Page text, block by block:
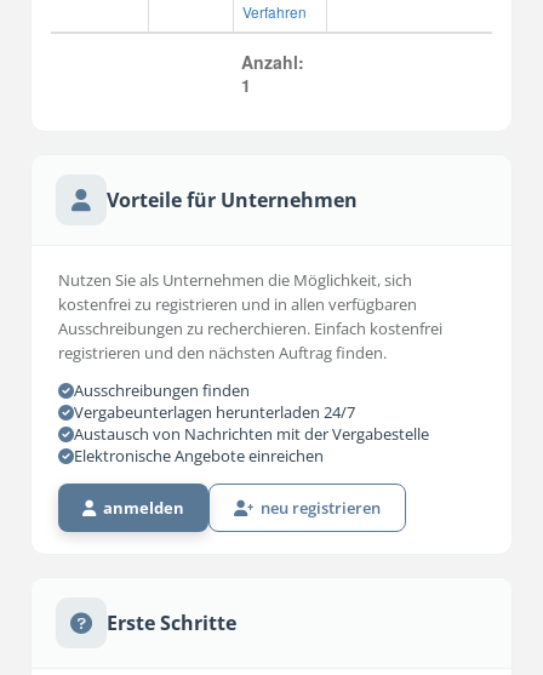
Verfahren
Anzahl:
1
Vorteile für Unternehmen
Nutzen Sie als Unternehmen die Möglichkeit, sich
kostenfrei zu registrieren und in allen verfügbaren
Ausschreibungen zu recherchieren. Einfach kostenfrei
registrieren und den nächsten Auftrag finden.
Ausschreibungen finden
Vergabeunterlagen herunterladen 24/7
Austausch von Nachrichten mit der Vergabestelle
Elektronische Angebote einreichen
anmelden neu registrieren
Erste Schritte